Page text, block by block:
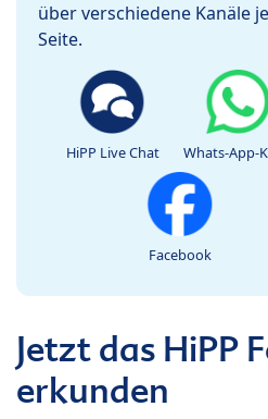
über verschiedene Kanäle
Seite.
HiPP Live Chat Whats-App-
Facebook
Jetzt das HiPP
erkunden